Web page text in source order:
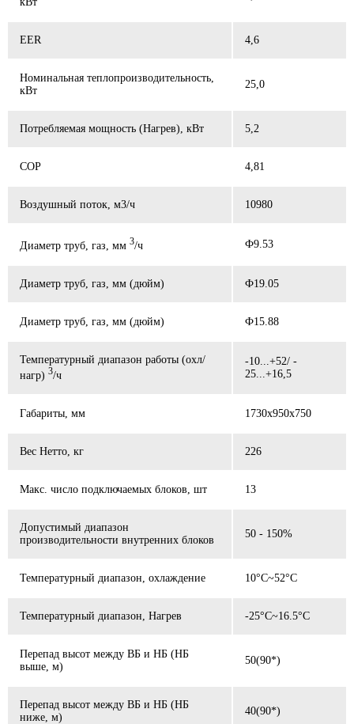
EER 4,6
Номинальная теплопроизводительность,
кВт
25,0
Потребляемая мощность (Нагрев), кВт 5,2
СОР 4,81
Воздушный поток, м3/ч 10980
Диаметр труб, газ, мм 3/ч Ф9.53
Диаметр труб, газ, мм (дюйм) Ф19.05
Диаметр труб, газ, мм (дюйм) Ф15.88
Температурный диапазон работы (охл/
нагр) 3/ч
-10...+52/ -
25...+16,5
Габариты, мм 1730x950x750
Вес Нетто, кг 226
Макс. число подключаемых блоков, шт 13
Допустимый диапазон
производительности внутренних блоков
50 - 150%
Температурный диапазон, охлаждение 10°C~52°C
Температурный диапазон, Нагрев -25°C~16.5°C
Перепад высот между ВБ и НБ (НБ
выше, м)
50(90*)
Перепад высот между ВБ и НБ (НБ
ниже, м)
40(90*)